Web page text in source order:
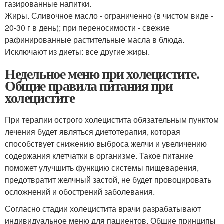
газированные напитки.
Жиры. Сливочное масло - ограниченно (в чистом виде -
20-30 г в день); при переносимости - свежие
рафинированные растительные масла в блюда.
Исключают из диеты: все другие жиры.
Недельное меню при холецистите.
Общие правила питания при
холецистите
При терапии острого холецистита обязательным пунктом
лечения будет являться диетотерапия, которая
способствует снижению выброса желчи и увеличению
содержания клетчатки в организме. Такое питание
поможет улучшить функцию системы пищеварения,
предотвратит желчный застой, не будет провоцировать
осложнений и обострений заболевания.
Согласно стадии холецистита врачи разрабатывают
индивидуальное меню для пациентов. Общие принципы